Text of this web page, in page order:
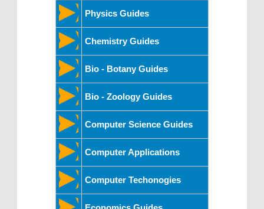
Physics Guides
Chemistry Guides
Bio - Botany Guides
Bio - Zoology Guides
Computer Science Guides
Computer Applications
Computer Techonogies